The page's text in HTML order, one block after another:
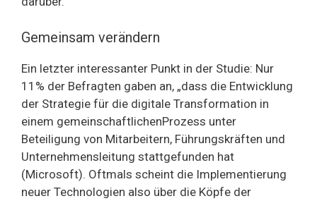
Gemeinsam verändern
Ein letzter interessanter Punkt in der Studie: Nur
11% der Befragten gaben an, „dass die Entwicklung
der Strategie für die digitale Transformation in
einem gemeinschaftlichenProzess unter
Beteiligung von Mitarbeitern, Führungskräften und
Unternehmensleitung stattgefunden hat
(Microsoft). Oftmals scheint die Implementierung
neuer Technologien also über die Köpfe der